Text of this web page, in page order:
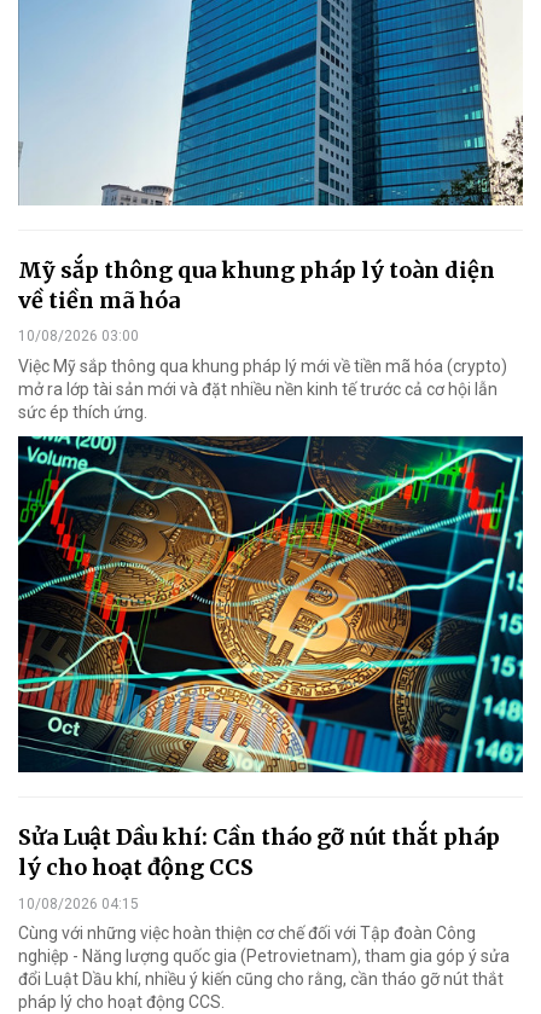
Mỹ sắp thông qua khung pháp lý toàn diện
về tiền mã hóa
10/08/2026 03:00
Việc Mỹ sắp thông qua khung pháp lý mới về tiền mã hóa (crypto)
mở ra lớp tài sản mới và đặt nhiều nền kinh tế trước cả cơ hội lẫn
sức ép thích ứng.
Sửa Luật Dầu khí: Cần tháo gỡ nút thắt pháp
lý cho hoạt động CCS
10/08/2026 04:15
Cùng với những việc hoàn thiện cơ chế đối với Tập đoàn Công
nghiệp - Năng lượng quốc gia (Petrovietnam), tham gia góp ý sửa
đổi Luật Dầu khí, nhiều ý kiến cũng cho rằng, cần tháo gỡ nút thắt
pháp lý cho hoạt động CCS.